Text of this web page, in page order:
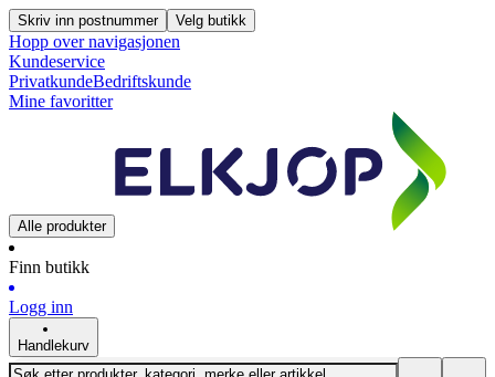
Skriv inn postnummer Velg butikk
Hopp over navigasjonen
Kundeservice
PrivatkundeBedriftskunde
Mine favoritter
Alle produkter
Finn butikk
Logg inn
Handlekurv